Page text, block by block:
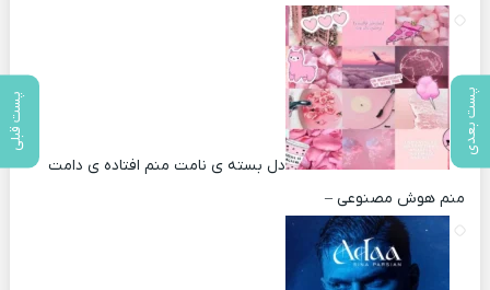
پست بعدی پست قبلی
دل بسته ی نامت منم افتاده ی دامت
منم هوش مصنوعی –